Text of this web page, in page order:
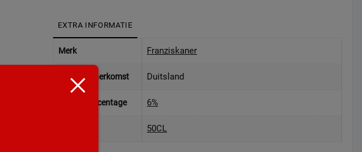
EXTRA INFORMATIE
Merk Franziskaner
Land van herkomst Duitsland
Alcoholpercentage 6%
50CL